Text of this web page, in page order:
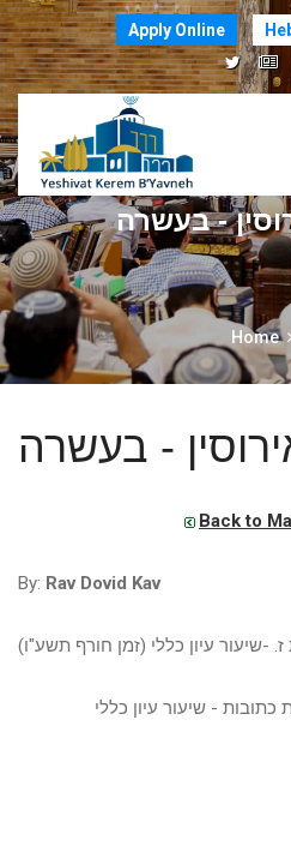
Apply Online
Home
Back to
By: Rav Dovid Kav
-שיעור עיון כללי (זמן חורף תשע"ו)
כתובות - שיעור עיון כללי